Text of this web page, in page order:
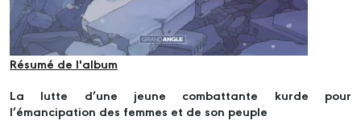
Résumé de l'album
La lutte d’une jeune combattante kurde pour
l’émancipation des femmes et de son peuple